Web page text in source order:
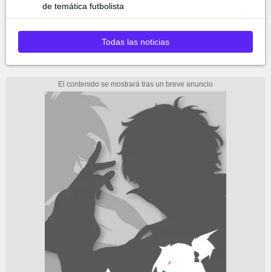
de temática futbolista
Todas las noticias